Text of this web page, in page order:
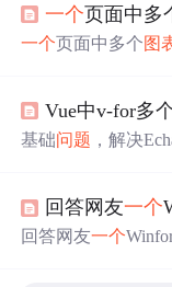
在后面一个echarts
chart
{ myChart.resize() })
一个页面中多
一个页面中多个图
Vue中v-for多
基础问题 ，解决
回答网友一个
回答网友一个